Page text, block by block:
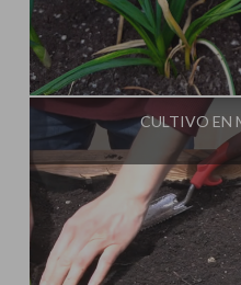
Influencer:
CULTIVO EN